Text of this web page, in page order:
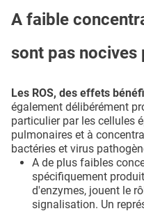
A faible
sont pas nocives
Les ROS, des effets
également délibérément
particulier par les cellules
pulmonaires et à
bactéries et virus
A de plus faibles
spécifiquement
d'enzymes, jouent le
signalisation. Un